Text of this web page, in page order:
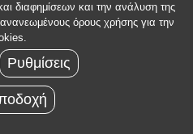
διαφημίσεων και την ανάλυση της
ανανεωμένους όρους χρήσης για την
Ρυθμίσεις